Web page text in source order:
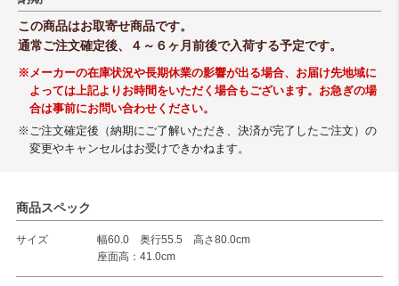
この商品はお取寄せ商品です。
通常ご注文確定後、４～６ヶ月前後で入荷する予定です。
※メーカーの在庫状況や長期休業の影響が出る場合、お届け先地域に
よっては上記よりお時間をいただく場合もございます。お急ぎの場
合は事前にお問い合わせください。
※ご注文確定後（納期にご了解いただき、決済が完了したご注文）の
変更やキャンセルはお受けできかねます。
商品スペック
サイズ
幅60.0 奥行55.5 高さ80.0cm
座面高：41.0cm